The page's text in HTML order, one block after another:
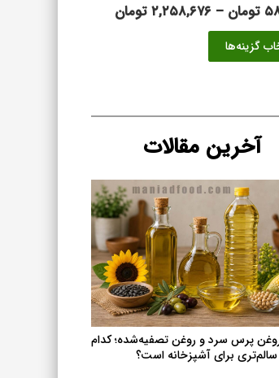
تومان – ۲,۲۵۸,۶۷۶تومان
گزینه‌ها
باشد.
ها
است
در
صفحه
محصول
انتخاب
شوند
آخرین مقالات
پرس سرد و روغن تصفیه‌شده؛ کدام
برای آشپزخانه است؟